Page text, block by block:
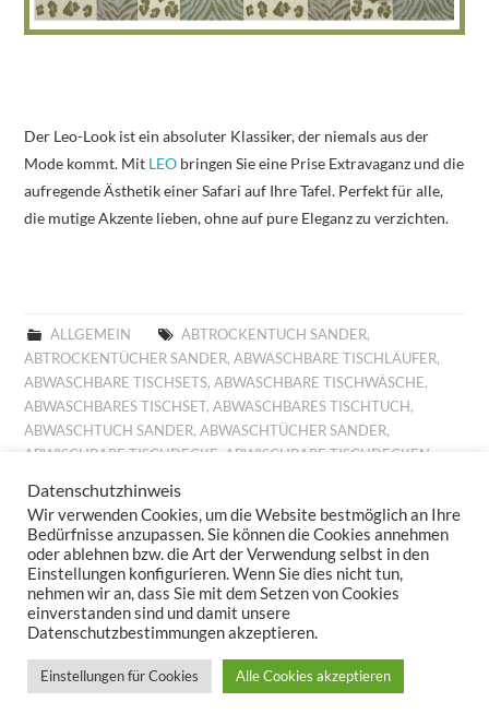
Der Leo-Look ist ein absoluter Klassiker, der niemals aus der
Mode kommt. Mit LEO bringen Sie eine Prise Extravaganz und die
aufregende Ästhetik einer Safari auf Ihre Tafel. Perfekt für alle,
die mutige Akzente lieben, ohne auf pure Eleganz zu verzichten.
ALLGEMEIN ABTROCKENTUCH SANDER,
ABTROCKENTÜCHER SANDER,ABWASCHBARE TISCHLÄUFER,
ABWASCHBARE TISCHSETS,ABWASCHBARE TISCHWÄSCHE,
ABWASCHBARES TISCHSET,ABWASCHBARES TISCHTUCH,
ABWASCHTUCH SANDER,ABWASCHTÜCHER SANDER,
ABWISCHBARE TISCHDECKE
ABWISCHBARE TISCHDECKEN
ABWISCHBARES TISCHTUCH
ALLROUND BASKET GOBELIN , AUFLEGER GOBELIN,BESTICKTE
WOLLKISSEN,BESTICKTES WOLLKISSEN,BILLIGE KISSEN,
BILLIGE TISCHDECKE,BILLIGE TISCHLÄUFER, BILLIGE
TISCHWÄSCHE,BILLIGES TISCHTUCH,BROTKORB FRÜHLING
BROTKORB HERBST,BROTKORB SANDER
DIGITALDRUCK FRÜHLING
TISCHDECKE,FESTLICHE TISCHDECKEN,FESTLICHE
TISCHTÜCHER,FESTLICHES TISCHTUCH,
Datenschutzhinweis
Wir verwenden Cookies, um die Website bestmöglich an Ihre
Bedürfnisse anzupassen. Sie können die Cookies annehmen
oder ablehnen bzw. die Art der Verwendung selbst in den
Einstellungen konfigurieren. Wenn Sie dies nicht tun,
nehmen wir an, dass Sie mit dem Setzen von Cookies
einverstanden sind und damit unsere
Datenschutzbestimmungen akzeptieren.
Einstellungen für Cookies Alle Cookies akzeptieren